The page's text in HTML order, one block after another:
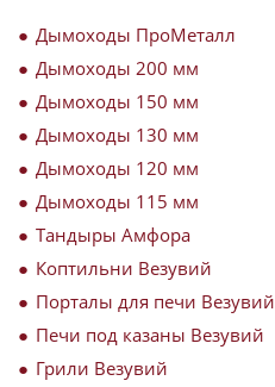
Дымоходы ПроМеталл
Дымоходы 200 мм
Дымоходы 150 мм
Дымоходы 130 мм
Дымоходы 120 мм
Дымоходы 115 мм
Тандыры Амфора
Коптильни Везувий
Порталы для печи Везувий
Печи под казаны Везувий
Грили Везувий